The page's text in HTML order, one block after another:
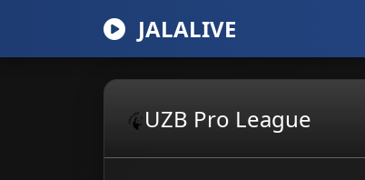
JALALIVE
UZB Pro League